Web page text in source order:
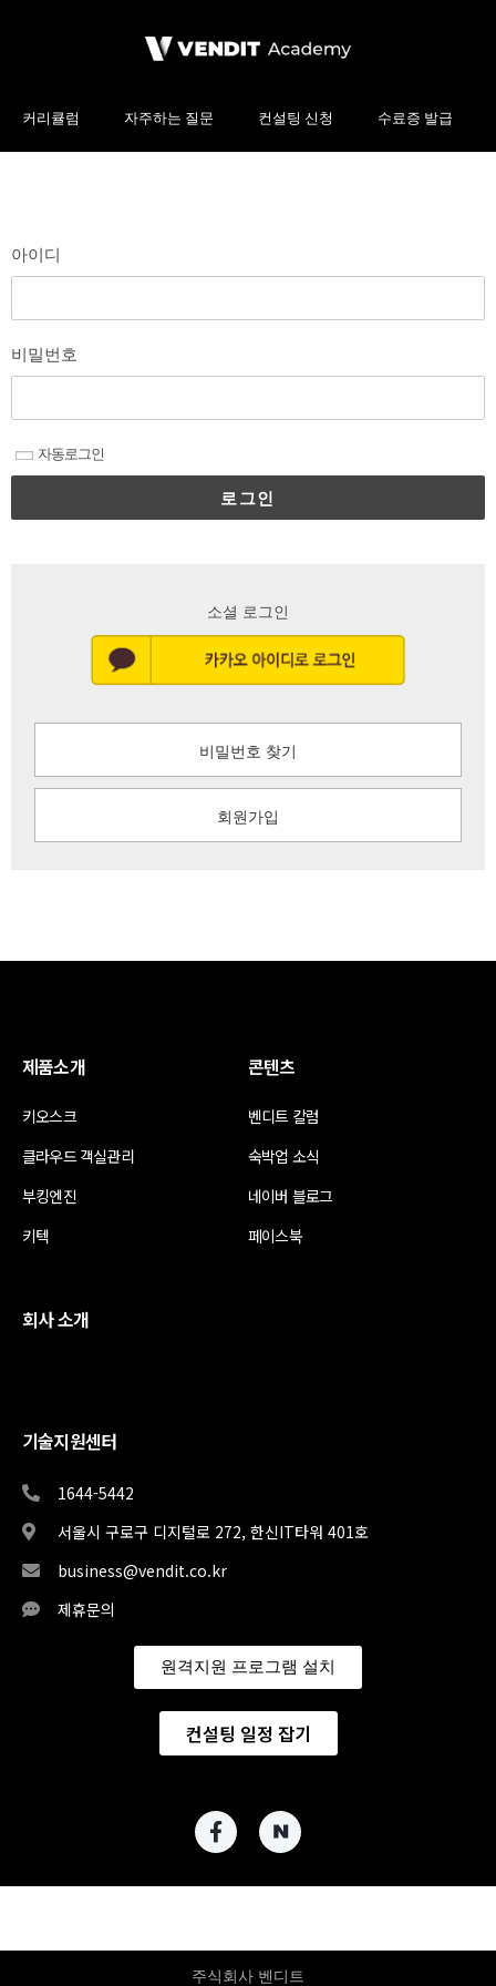
커리큘럼 자주하는 질문 컨설팅 신청 수료증 발급
아이디
비밀번호
자동로그인
로그인
소셜 로그인
비밀번호 찾기
회원가입
제품소개
키오스크
클라우드 객실관리
부킹엔진
키텍
콘텐츠
벤디트 칼럼
숙박업 소식
네이버 블로그
페이스북
회사 소개
기술지원센터
1644-5442
서울시 구로구 디지털로 272, 한신IT타워 401호
business@vendit.co.kr
제휴문의
원격지원 프로그램 설치
컨설팅 일정 잡기
주식회사 벤디트